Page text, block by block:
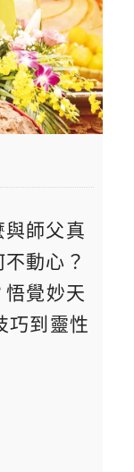
與師父真
動心？
覺妙天
巧到靈性